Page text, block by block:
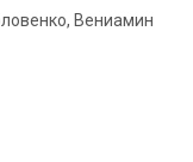
Вениамин